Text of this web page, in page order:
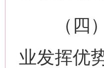
（四）
业发挥优